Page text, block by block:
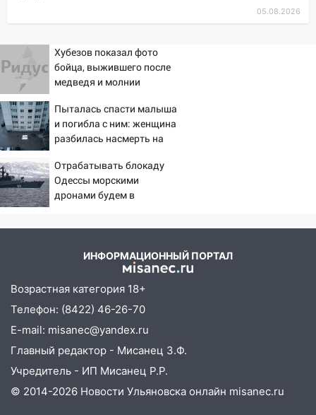
Прогноз погоды в Ульяновской
В Сурском районе сёла оказались
не защищены от лесных пожаров
16:12
16-м этаже в Ульяновске
16:10
Прокуратура потребовала
усилить борьбу со свалками в
Инзенском районе
16:06
Патриарх Кирилл оценил работу
Симбирской епархии
придётся ездить в райцентр ради сдачи
15:30 После жалобы прокурору на
улице Льва Толстого в Старой Майне
восстановили освещение
15:23 За неделю ульяновские спасатели
спасли восемь человек
14:40 Житель Димитровграда поверил в
05.08.2026
Хубезов показал фото
бойца, выжившего после
медведя и молнии
Пыталась спасти малыша
и погибла с ним: женщина
разбилась насмерть на
– Новости
Отрабатывать блокаду
Одессы морскими
дронами будем в
ИНФОРМАЦИОННЫЙ ПОРТАЛ
Возрастная категория 18+
Телефон: (8422) 46-26-70
E-mail: misanec@yandex.ru
Главный редактор - Мисанец З.Ф.
Учредитель - ИП Мисанец Р.Р.
© 2014-2026 Новости Ульяновска онлайн misanec.ru